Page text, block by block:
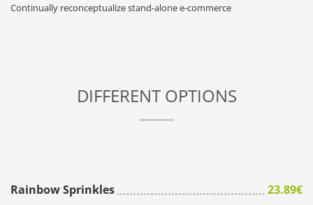
Continually reconceptualize stand-alone e-commerce
DIFFERENT OPTIONS
Rainbow Sprinkles 23.89€